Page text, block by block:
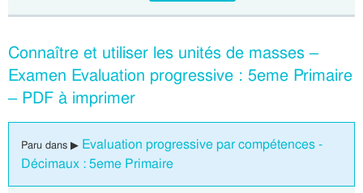
Connaître et utiliser les unités de masses –
Examen Evaluation progressive : 5eme Primaire
– PDF à imprimer
Paru dans ▶ Evaluation progressive par compétences -
Décimaux : 5eme Primaire